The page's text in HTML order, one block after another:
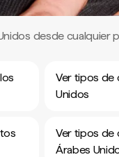
desde cualquier
Ver tipos de
Unidos
Ver tipos de
Árabes